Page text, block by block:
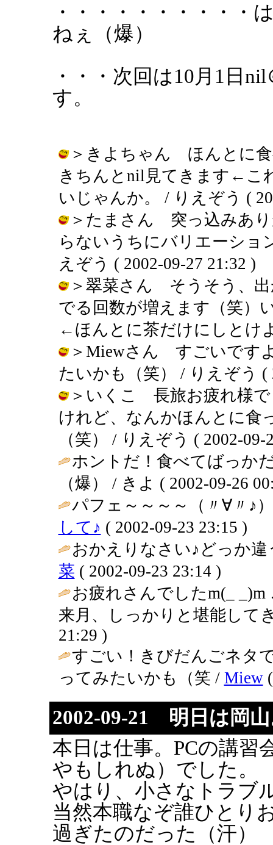
・・・・・・・・・・
ねぇ（爆）
・・・次回は10月1日
す。
＞きよちゃん ほんとに食
きちんとnil見てきます←こ
いじゃんか。 / りえぞう (
＞たまさん 突っ込みあ
らないうちにバリエーショ
えぞう ( 2002-09-27 21:32 )
＞翠菜さん そうそう、出
でる回数が増えます（笑）
←ほんとに茶だけにしとけ
＞Miewさん すごいです
たいかも（笑） / りえぞう (
＞いくこ 長旅お疲れ様
けれど、なんかほんとに食
（笑） / りえぞう ( 2002-09-
ホントだ！食べてばっか
（爆） / きよ ( 2002-09-26
パフェ～～～～（〃∀〃♪
して♪ ( 2002-09-23 23:15 )
おかえりなさい♪どっか
菜 ( 2002-09-23 23:14 )
お疲れさんでしたm(_
来月、しっかりと堪能して
21:29 )
すごい！きびだんごネタ
ってみたいかも（笑 / Miew(
2002-09-21 明日は岡
本日は仕事。PCの講習
やもしれぬ）でした。
やはり、小さなトラブ
当然本職なぞ誰ひとり
過ぎたのだった（汗）